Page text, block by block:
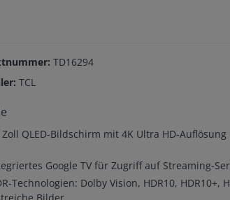
TD16294
TCL
Zoll QLED-Bildschirm mit 4K Ultra HD-
Google TV für Zugriff auf Streaming-
Technologien: Dolby Vision, HDR10, HDR10+,